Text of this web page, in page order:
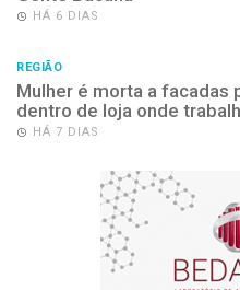
HÁ 6 DIAS
REGIÃO
Mulher é morta a facadas
dentro de loja onde
HÁ 7 DIAS